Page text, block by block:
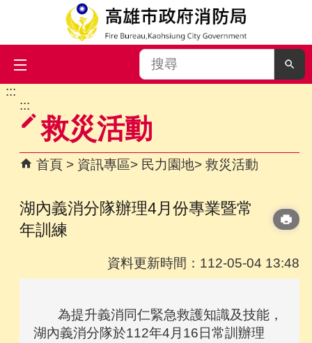
跳到主要內容區塊
搜
尋
:::
:::
救災活動
首頁 資訊專區 民力園地 救災活動
湖內義消分隊辦理4月份專業暨常
年訓練
資料更新時間：112-05-04 13:48
為提升義消同仁緊急救護知識及技能，
湖內義消分隊於112年4月16日常訓辦理